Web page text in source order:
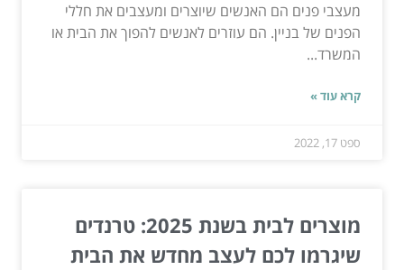
מעצבי פנים הם האנשים שיוצרים ומעצבים את חללי
הפנים של בניין. הם עוזרים לאנשים להפוך את הבית או
המשרד...
קרא עוד »
ספט 17, 2022
מוצרים לבית בשנת 2025: טרנדים
שיגרמו לכם לעצב מחדש את הבית